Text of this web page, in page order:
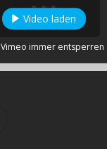
Video laden
Vimeo immer entsperren